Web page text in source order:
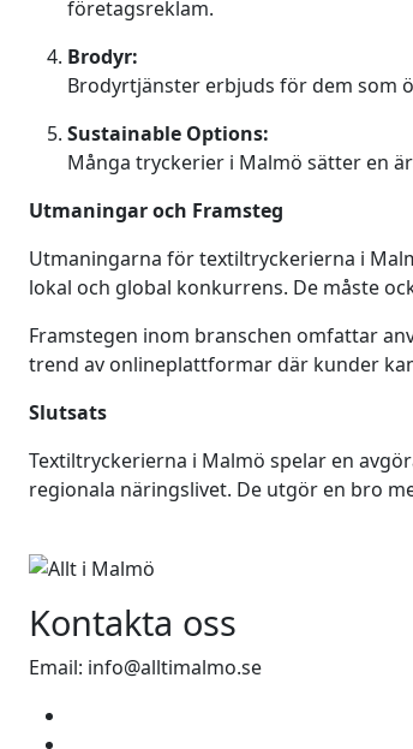
företagsreklam.
Brodyr:
Brodyrtjänster erbjuds för dem som
Sustainable Options:
Många tryckerier i Malmö sätter en
Utmaningar och Framsteg
Utmaningarna för textiltryckerierna i
lokal och global konkurrens. De måste
Framstegen inom branschen omfattar
trend av onlineplattformar där kunder
Slutsats
Textiltryckerierna i Malmö spelar en
regionala näringslivet. De utgör en bro
Kontakta oss
Email: info@alltimalmo.se